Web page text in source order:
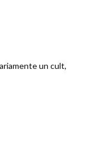
un cult,